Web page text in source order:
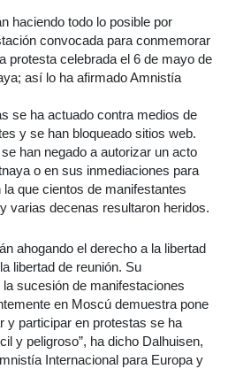
haciendo todo lo posible por
convocada para conmemorar
protesta celebrada el 6 de mayo de
así lo ha afirmado Amnistía
se ha actuado contra medios de
y se han bloqueado sitios web.
han negado a autorizar un acto
o en sus inmediaciones para
que cientos de manifestantes
varias decenas resultaron heridos.
ahogando el derecho a la libertad
libertad de reunión. Su
sucesión de manifestaciones
en Moscú demuestra pone
y participar en protestas se ha
y peligroso”, ha dicho Dalhuisen,
Internacional para Europa y